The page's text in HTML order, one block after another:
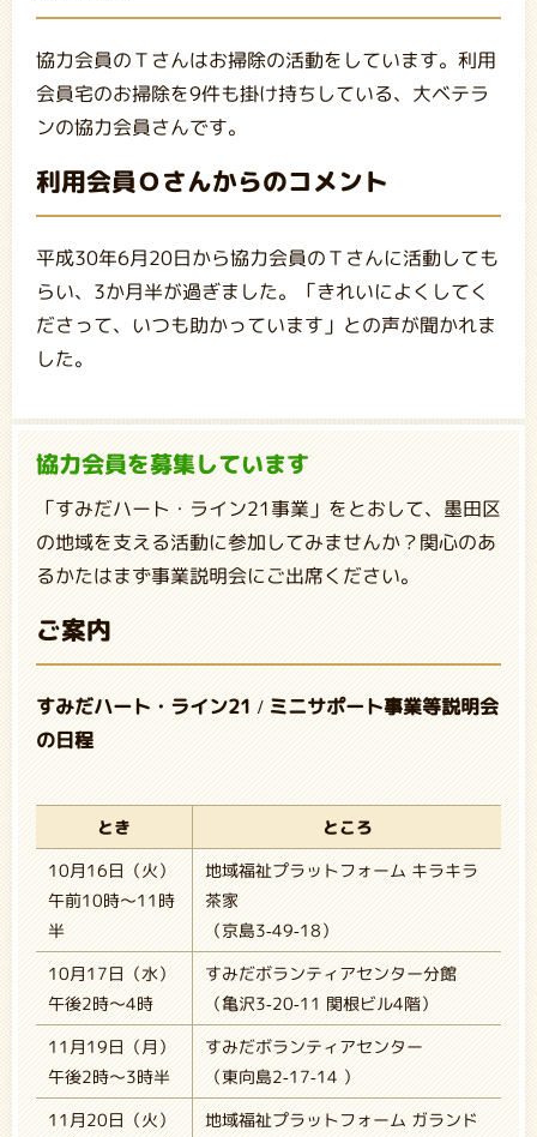
協力会員のＴさんはお掃除の活動をしています。利用
会員宅のお掃除を9件も掛け持ちしている、大ベテラ
ンの協力会員さんです。
利用会員Ｏさんからのコメント
平成30年6月20日から協力会員のＴさんに活動しても
らい、3か月半が過ぎました。「きれいによくしてく
ださって、いつも助かっています」との声が聞かれま
した。
協力会員を募集しています
「すみだハート・ライン21事業」をとおして、墨田区
の地域を支える活動に参加してみませんか？関心のあ
るかたはまず事業説明会にご出席ください。
ご案内
すみだハート・ライン21 / ミニサポート事業等説明会
の日程
とき
ところ
10月16日（火）
午前10時～11時
半
地域福祉プラットフォーム キラキラ
茶家
（京島3-49-18）
10月17日（水）
午後2時～4時
すみだボランティアセンター分館
（亀沢3-20-11 関根ビル4階）
11月19日（月）
午後2時～3時半
すみだボランティアセンター
（東向島2-17-14 ）
11月20日（火）
地域福祉プラットフォーム ガランド